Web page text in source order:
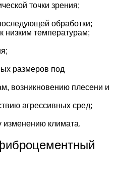
точки зрения;
обработки;
низким температурам;
размеров под
возникновению плесени и
агрессивных сред;
изменению климата.